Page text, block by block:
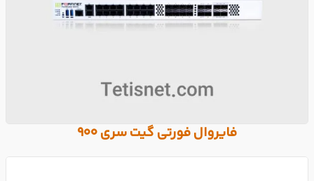
فایروال فورتی گیت سری 900